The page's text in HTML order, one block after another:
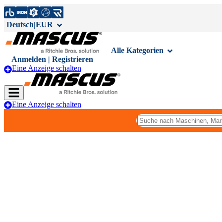
Deutsch|EUR
Alle Kategorien
Anmelden | Registrieren
Eine Anzeige schalten
Eine Anzeige schalten